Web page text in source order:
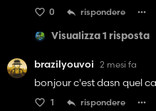
0 rispondere
Visualizza 1 risposta
brazilyouvoi 2 mesi fa
bonjour c'est dasn quel
1 rispondere